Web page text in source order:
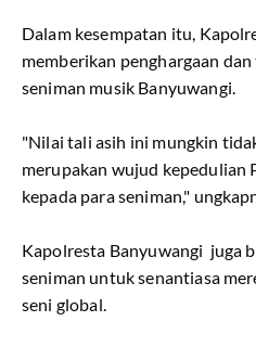
Dalam kesempatan itu,
memberikan penghargaan
seniman musik Banyuwangi.
"Nilai tali asih ini mungkin
merupakan wujud kepedulian
kepada para seniman,"
Kapolresta Banyuwangi juga
seniman untuk senantiasa
seni global.